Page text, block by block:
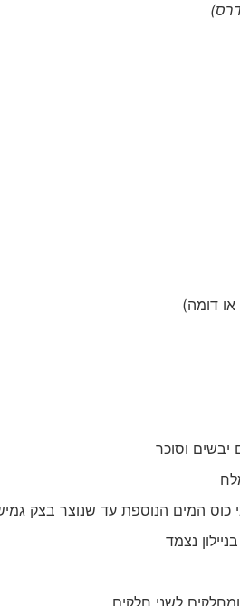
או דומה)
וסוכר
כוס המים הנוספת עד שנוצר בצק
נצמד
לשני חלקים